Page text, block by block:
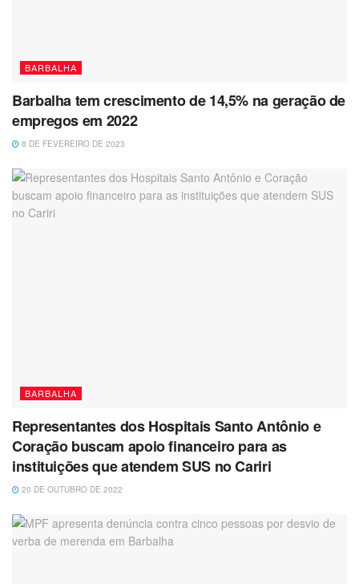
BARBALHA
Barbalha tem crescimento de 14,5% na geração de
empregos em 2022
8 DE FEVEREIRO DE 2023
BARBALHA
Representantes dos Hospitais Santo Antônio e
Coração buscam apoio financeiro para as
instituições que atendem SUS no Cariri
20 DE OUTUBRO DE 2022